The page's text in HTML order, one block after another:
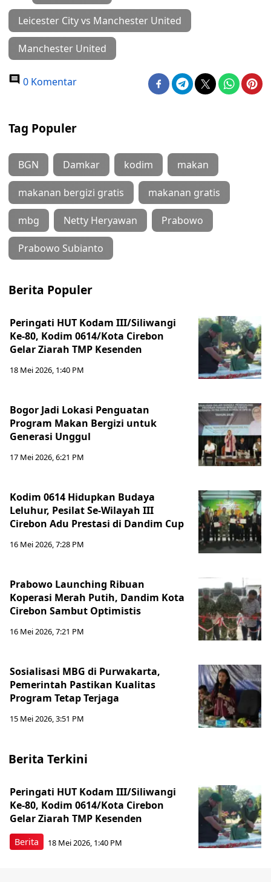
Leicester City vs Manchester United
Manchester United
0 Komentar
Tag Populer
BGN Damkar kodim makan
makanan bergizi gratis makanan gratis
mbg Netty Heryawan Prabowo
Prabowo Subianto
Berita Populer
Peringati HUT Kodam III/Siliwangi
Ke-80, Kodim 0614/Kota Cirebon
Gelar Ziarah TMP Kesenden
18 Mei 2026, 1:40 PM
Bogor Jadi Lokasi Penguatan
Program Makan Bergizi untuk
Generasi Unggul
17 Mei 2026, 6:21 PM
Kodim 0614 Hidupkan Budaya
Leluhur, Pesilat Se-Wilayah III
Cirebon Adu Prestasi di Dandim Cup
16 Mei 2026, 7:28 PM
Prabowo Launching Ribuan
Koperasi Merah Putih, Dandim Kota
Cirebon Sambut Optimistis
16 Mei 2026, 7:21 PM
Sosialisasi MBG di Purwakarta,
Pemerintah Pastikan Kualitas
Program Tetap Terjaga
15 Mei 2026, 3:51 PM
Berita Terkini
Berita
Peringati HUT Kodam III/Siliwangi
Ke-80, Kodim 0614/Kota Cirebon
Gelar Ziarah TMP Kesenden
18 Mei 2026, 1:40 PM